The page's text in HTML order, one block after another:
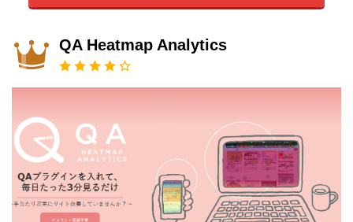
QA Heatmap Analytics